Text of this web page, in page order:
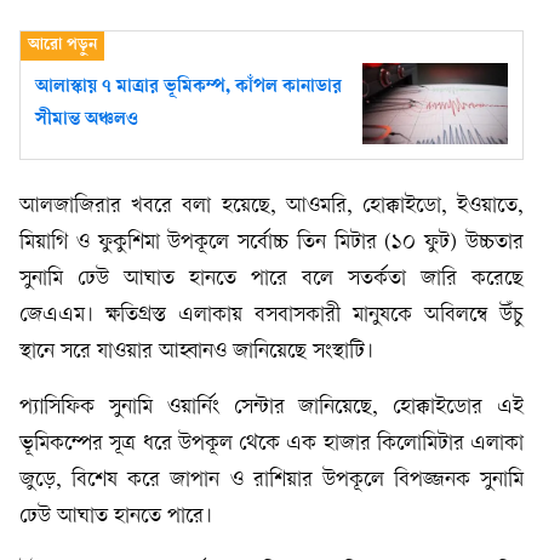
আলাস্কায় ৭ মাত্রার ভূমিকম্প, কাঁপল কানাডার
সীমান্ত অঞ্চলও
আলজাজিরার খবরে বলা হয়েছে, আওমরি, হোক্কাইডো, ইওয়াতে,
মিয়াগি ও ফুকুশিমা উপকূলে সর্বোচ্চ তিন মিটার (১০ ফুট) উচ্চতার
সুনামি ঢেউ আঘাত হানতে পারে বলে সতর্কতা জারি করেছে
জেএএম। ক্ষতিগ্রস্ত এলাকায় বসবাসকারী মানুষকে অবিলম্বে উঁচু
স্থানে সরে যাওয়ার আহ্বানও জানিয়েছে সংস্থাটি।
প্যাসিফিক সুনামি ওয়ার্নিং সেন্টার জানিয়েছে, হোক্কাইডোর এই
ভূমিকম্পের সূত্র ধরে উপকূল থেকে এক হাজার কিলোমিটার এলাকা
জুড়ে, বিশেষ করে জাপান ও রাশিয়ার উপকূলে বিপজ্জনক সুনামি
ঢেউ আঘাত হানতে পারে।